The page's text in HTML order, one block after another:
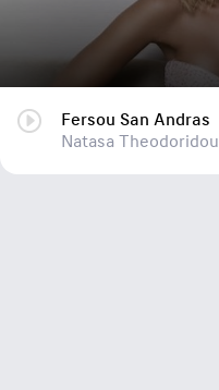
Fersou San Andras
Natasa Theodoridou